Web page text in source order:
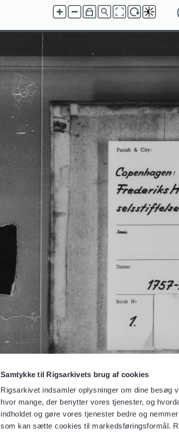
Samtykke til Rigsarkivets brug af cookies
Rigsarkivet indsamler oplysninger om dine
hvor mange, der benytter vores tjenester, og
indholdet og gøre vores tjenester bedre og
som kan sætte cookies til markedsføringsformål.